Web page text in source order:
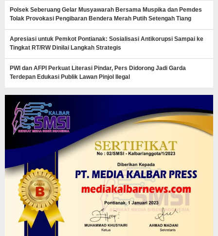
Polsek Seberuang Gelar Musyawarah Bersama Muspika dan Pemdes
Tolak Provokasi Pengibaran Bendera Merah Putih Setengah Tiang
Apresiasi untuk Pemkot Pontianak: Sosialisasi Antikorupsi Sampai ke
Tingkat RT/RW Dinilai Langkah Strategis
PWI dan AFPI Perkuat Literasi Pindar, Pers Didorong Jadi Garda
Terdepan Edukasi Publik Lawan Pinjol Ilegal